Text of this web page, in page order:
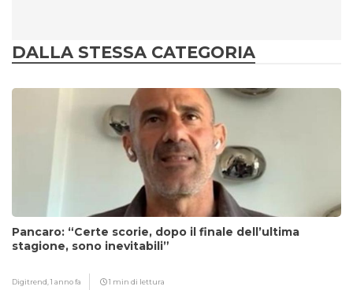
DALLA STESSA CATEGORIA
Pancaro: “Certe scorie, dopo il finale dell’ultima
stagione, sono inevitabili”
Digitrend,1 anno fa 1 min di lettura